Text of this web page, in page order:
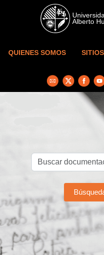
Skip to main content
QUIENES SOMOS